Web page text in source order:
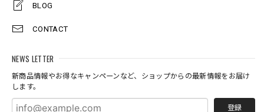
BLOG
CONTACT
NEWS LETTER
新商品情報やお得なキャンペーンなど、ショップからの最新情報をお届け
します。
登録